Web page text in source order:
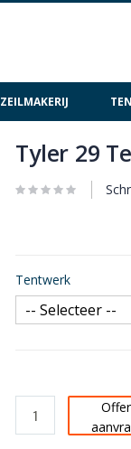
ZEILMAKERIJ
naar
het
gallerij
Tyler 29
Tentwerk